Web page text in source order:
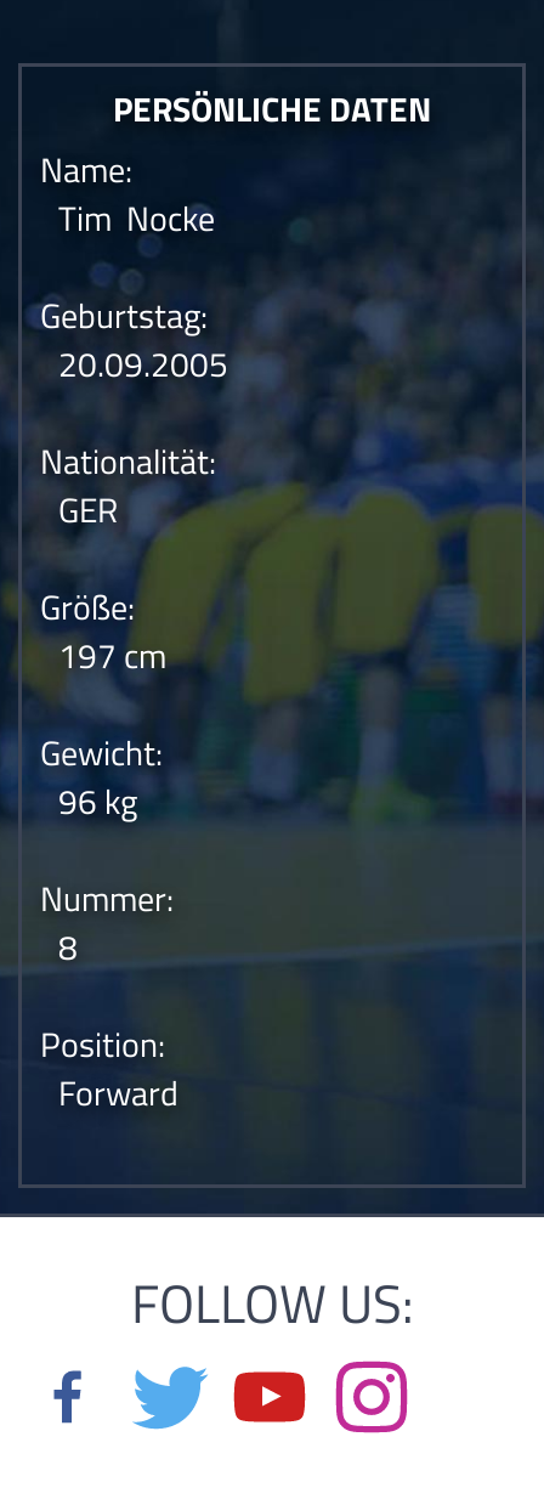
PERSÖNLICHE DATEN
Name:
Tim Nocke
Geburtstag:
20.09.2005
Nationalität:
GER
Größe:
197 cm
Gewicht:
96 kg
Nummer:
8
Position:
Forward
FOLLOW US: